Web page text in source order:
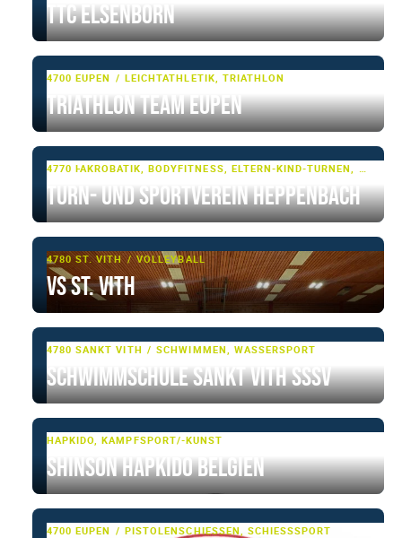
TTC ELSENBORN
4700 EUPEN LEICHTATHLETIK, TRIATHLON
Triathlon Team Eupen
4770 HEPPENBACH
Turn- und Sportverein Heppenbach
4780 ST. VITH VOLLEYBALL
VS St. Vith
4780 SANKT VITH SCHWIMMEN, WASSERSPORT
Schwimmschule Sankt Vith SSSV
HAPKIDO, KAMPFSPORT/-KUNST
Shinson Hapkido Belgien
4700 EUPEN PISTOLENSCHIESSEN, SCHIESSSPORT